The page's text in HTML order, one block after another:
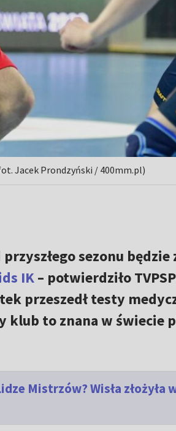
Jacek Prondzyński / 400mm.pl)
przyszłego sezonu
IK– potwierdziło
przeszedł testy
to znana w świecie
Mistrzów? Wisła złożyła